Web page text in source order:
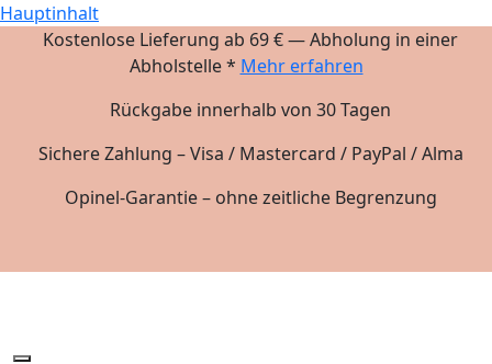
Hauptinhalt
Kostenlose Lieferung ab 69 € — Abholung in einer
Abholstelle * Mehr erfahren
Rückgabe innerhalb von 30 Tagen
Sichere Zahlung – Visa / Mastercard / PayPal / Alma
Opinel-Garantie – ohne zeitliche Begrenzung